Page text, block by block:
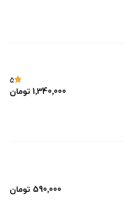
5
1٬340٬000 تومان
590٬000 تومان